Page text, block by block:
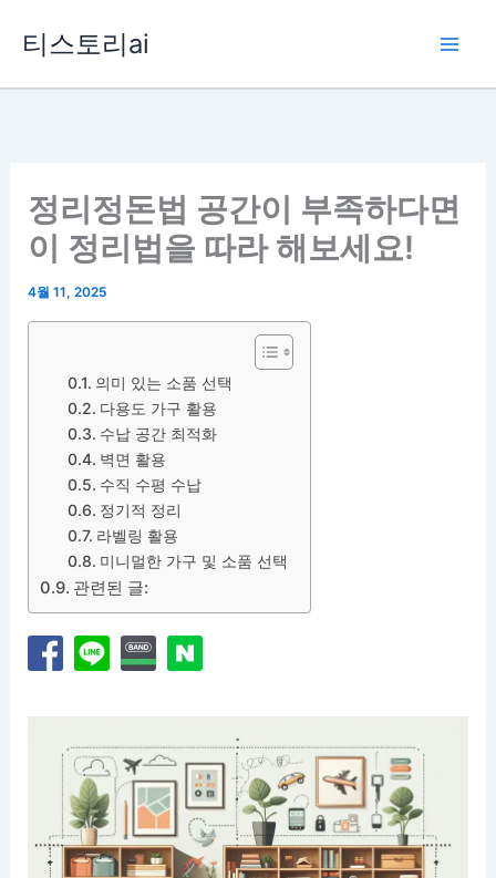
티스토리ai
정리정돈법 공간이 부족하다면
이 정리법을 따라 해보세요!
4월 11, 2025
의미 있는 소품 선택
다용도 가구 활용
수납 공간 최적화
벽면 활용
수직 수평 수납
정기적 정리
라벨링 활용
미니멀한 가구 및 소품 선택
관련된 글: